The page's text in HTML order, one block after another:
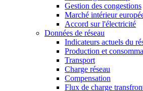
Gestion des congestions
Marché intérieur
Accord sur l'électricité
Données de réseau
Indicateurs actuels du
Production et
Transport
Charge réseau
Compensation
Flux de charge